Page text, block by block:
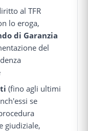
al TFR
lo eroga,
di Garanzia
del
(fino agli ultimi
se
giudiziale,